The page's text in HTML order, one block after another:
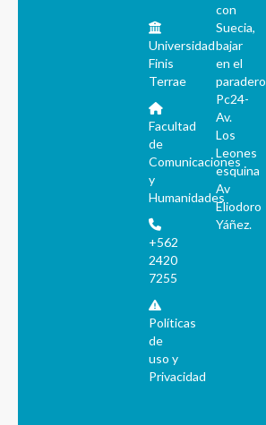
Universidad
Finis
Terrae
Facultad
de
Comunicaciones
y
Humanidades
+562
2420
7255
Políticas
de
uso y
Privacidad
con
Suecia,
bajar
en el
paradero
Pc24-
Av.
Los
Leones
esquina
Av
Eliodoro
Yáñez.